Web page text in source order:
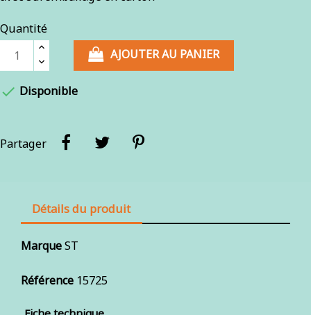
Quantité
AJOUTER AU PANIER
 Disponible
Partager
Détails du produit
MarqueST
Référence 15725